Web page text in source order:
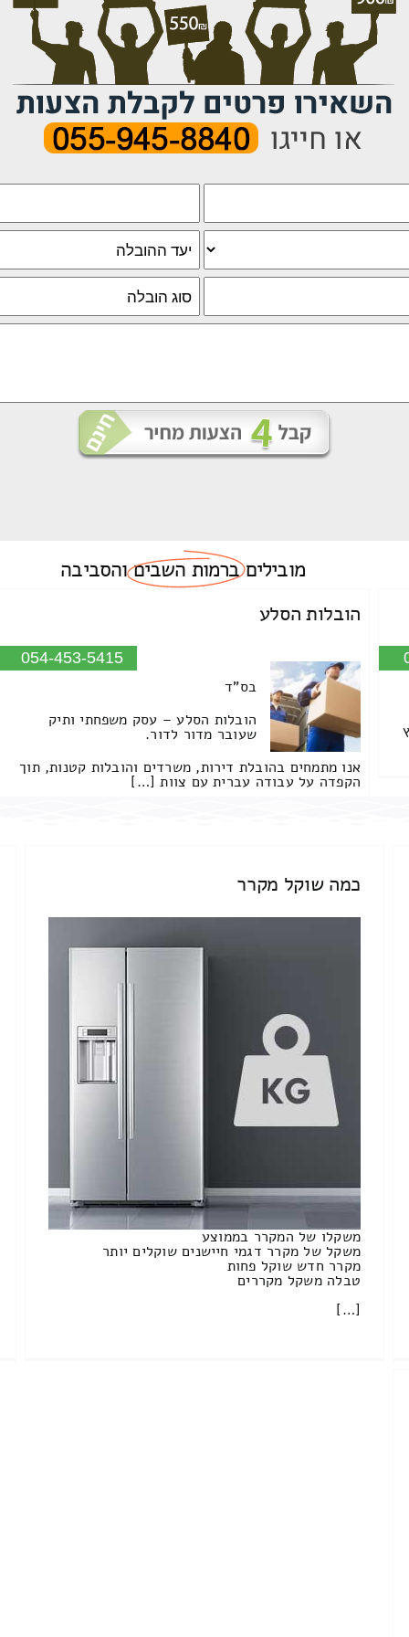
מוביליםברמות השביםוהסביבה
הובלות הסלע
054-453-5415
בס"ד
הובלות הסלע – עסק משפחתי ותיק
שעובר מדור לדור.
אנו מתמחים בהובלת דירות, משרדים והובלות קטנות, תוך
הקפדה על עבודה עברית עם צוות […]
כמה שוקל מקרר
משקלו של המקרר בממוצע
משקל של מקרר דגמי חיישנים שוקלים יותר
מקרר חדש שוקל פחות
טבלה משקל מקררים
[…]